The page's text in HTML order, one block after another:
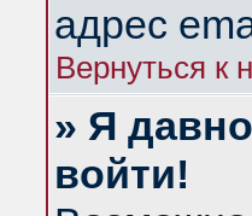
адрес
Вернуться к
» Я
войти!